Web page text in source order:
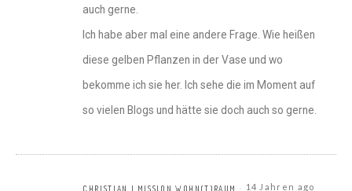
auch gerne.
Ich habe aber mal eine andere Frage. Wie heißen
diese gelben Pflanzen in der Vase und wo
bekomme ich sie her. Ich sehe die im Moment auf
so vielen Blogs und hätte sie doch auch so gerne.
CHRISTIAN | MISSION WOHN(T)RAUM 14 Jahren ago